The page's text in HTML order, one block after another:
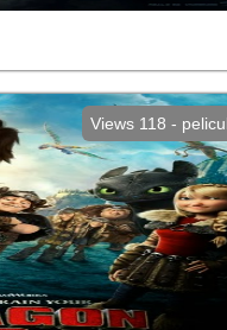
Views 118 -